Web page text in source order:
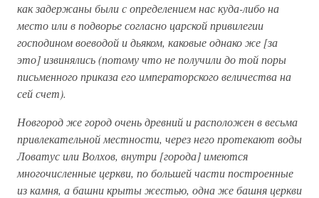
как задержаны были с определением нас куда-либо на
место или в подворье согласно царской привилегии
господином воеводой и дьяком, каковые однако же [за
это] извинялись (потому что не получили до той поры
письменного приказа его императорского величества на
сей счет).
Новгород же город очень древний и расположен в весьма
привлекательной местности, через него протекают воды
Ловатус или Волхов, внутри [города] имеются
многочисленные церкви, по большей части построенные
из камня, а башни крыты жестью, одна же башня церкви